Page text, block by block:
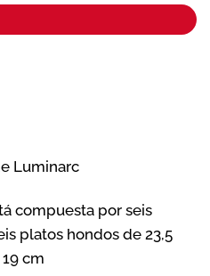
Luminarc
compuesta por seis
platos hondos de 23,5
cm